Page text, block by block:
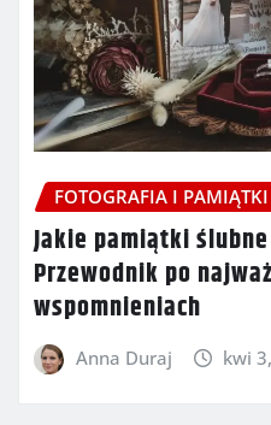
FOTOGRAFIA I PAMIĄTKI
Jakie pamiątki
Przewodnik po
wspomnieniach
Anna Duraj kwi